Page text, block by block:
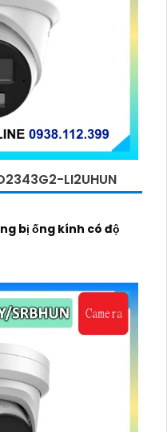
LI2UHUN
bị ống kính có độ